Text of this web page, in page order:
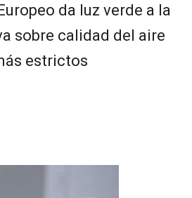
da luz verde a la
sobre calidad del aire
estrictos